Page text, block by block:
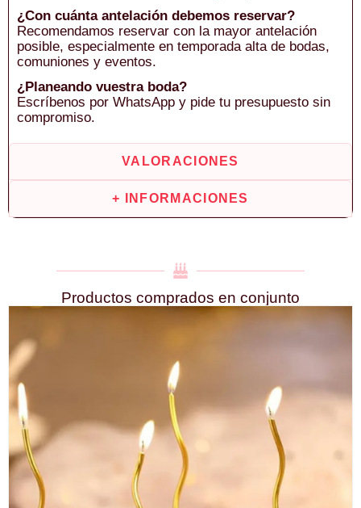
VALORACIONES
+ INFORMACIONES
¿Con cuánta antelación debemos reservar?
Recomendamos reservar con la mayor antelación
posible, especialmente en temporada alta de bodas,
comuniones y eventos.
¿Planeando vuestra boda?
Escríbenos por WhatsApp y pide tu presupuesto sin
compromiso.
Productos comprados en conjunto